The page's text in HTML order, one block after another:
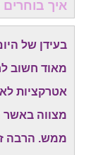
איך בוחרים
בעידן של
מאוד חשוב
אטרקציות
מצווה באשר
ממש. הרבה